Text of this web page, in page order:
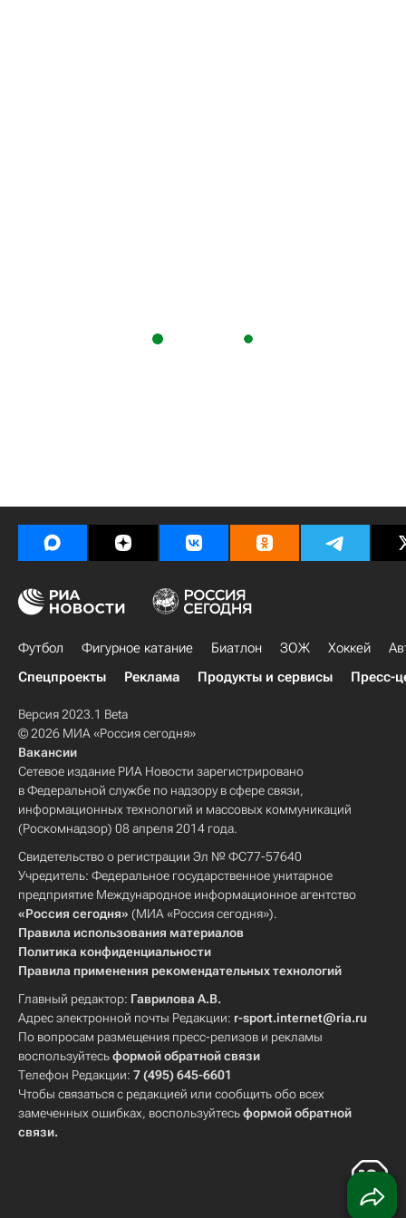
Футбол Фигурное катание Биатлон ЗОЖ Хоккей
Спецпроекты
Реклама Продукты и сервисы Пресс-
Версия 2023.1 Beta
© 2026 МИА «Россия сегодня»
Вакансии
Сетевое издание РИА Новости зарегистрировано
в Федеральной службе по надзору в сфере связи,
информационных технологий и массовых коммуникаций
(Роскомнадзор) 08 апреля 2014 года.
Свидетельство о регистрации Эл № ФС77-57640
Учредитель: Федеральное государственное унитарное
предприятие Международное информационное агентство
«Россия сегодня» (МИА «Россия сегодня»).
Правила использования материалов
Политика конфиденциальности
Правила применения рекомендательных технологий
Главный редактор: Гаврилова А.В.
Адрес электронной почты Редакции: r-sport.internet@ria.ru
По вопросам размещения пресс-релизов и рекламы
воспользуйтесьформой обратной связи
Телефон Редакции: 7 (495) 645-6601
Чтобы связаться с редакцией или сообщить обо всех
замеченных ошибках, воспользуйтесьформой обратной
связи.